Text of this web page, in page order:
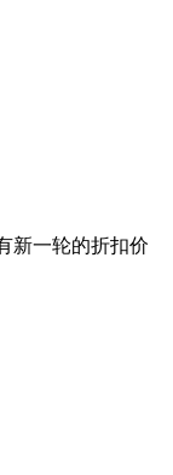
新一轮的折扣价